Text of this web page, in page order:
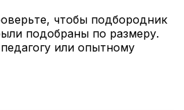
чтобы подбородник
подобраны по размеру.
или опытному